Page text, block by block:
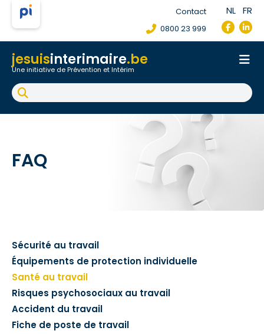
Contact
0800 23 999
NL FR
jesuisinterimaire.be
Une initiative de Prévention et Intérim
Accueil
Fiche de poste de travail
Accident du travail
FAQ
Sécurité au travail
Équipements de protection individuelle
Santé au travail
Risques psychosociaux au travail
Accident du travail
Fiche de poste de travail